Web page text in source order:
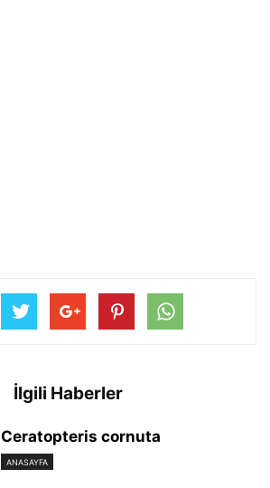
İlgili Haberler
Ceratopteris cornuta
ANASAYFA